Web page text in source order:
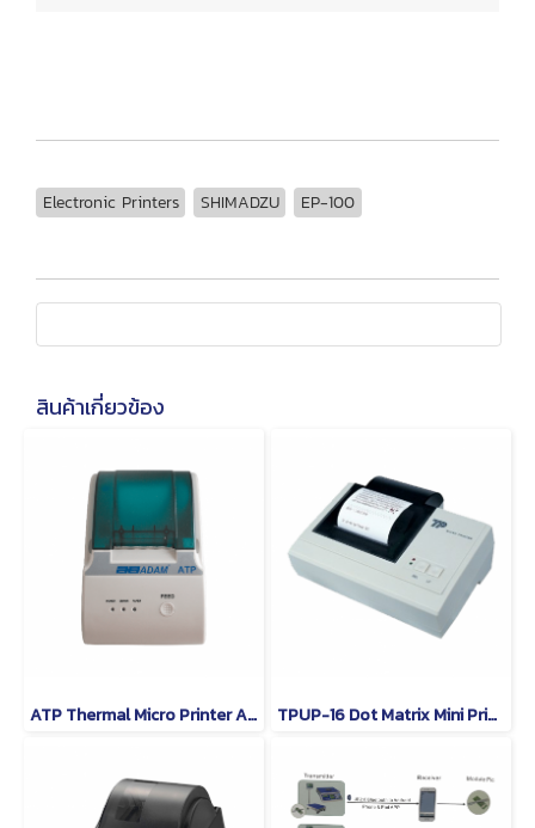
Electronic Printers SHIMADZU EP-100
สินค้าเกี่ยวข้อง
ATP Thermal Micro Printer ADAM TPUP-16 Dot Matrix Mini Printer ADAM